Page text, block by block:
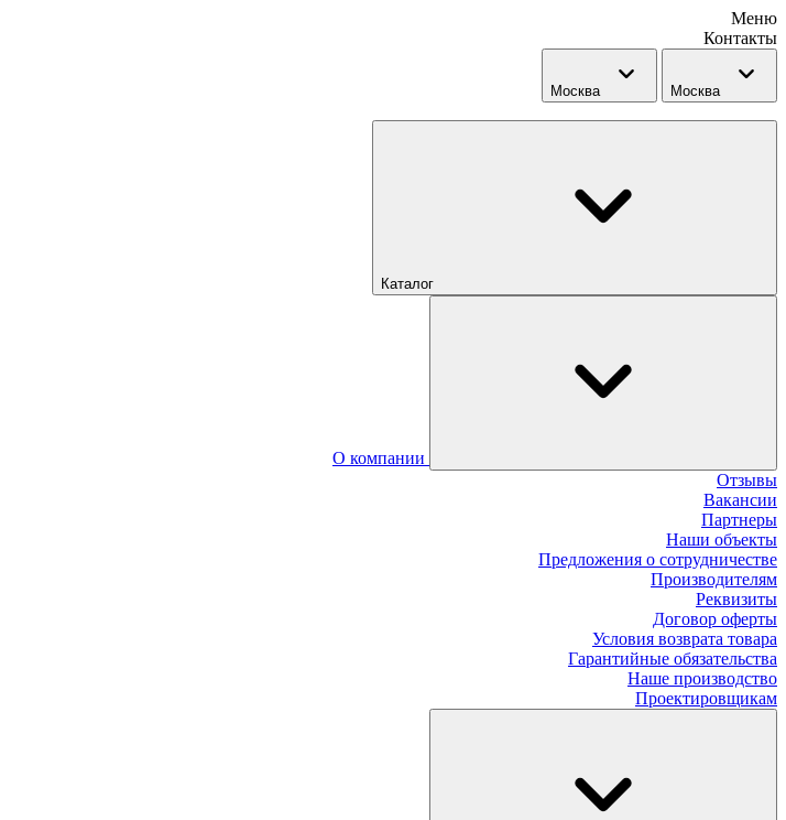
Меню
Контакты
Москва Москва
Каталог
О компании
Отзывы
Вакансии
Партнеры
Наши объекты
Предложения о сотрудничестве
Производителям
Реквизиты
Договор оферты
Условия возврата товара
Гарантийные обязательства
Наше производство
Проектировщикам